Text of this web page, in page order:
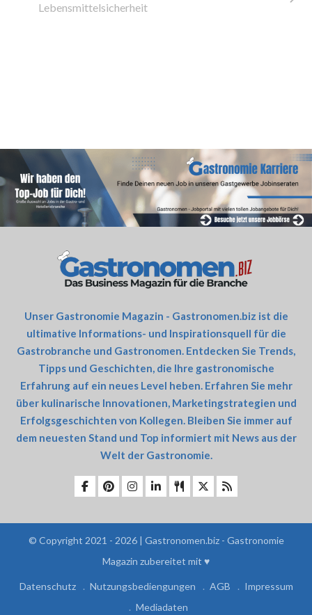
Lebensmittelsicherheit
Unser Gastronomie Magazin - Gastronomen.biz ist die
ultimative Informations- und Inspirationsquell für die
Gastrobranche und Gastronomen. Entdecken Sie Trends,
Tipps und Geschichten, die Ihre gastronomische
Erfahrung auf ein neues Level heben. Erfahren Sie mehr
über kulinarische Innovationen, Marketingstrategien und
Erfolgsgeschichten von Kollegen. Bleiben Sie immer auf
dem neuesten Stand und Top informiert mit News aus der
Welt der Gastronomie.
© Copyright 2021 - 2026 | Gastronomen.biz - Gastronomie
Magazin zubereitet mit ♥
Datenschutz Nutzungsbediengungen AGB
Impressum
Mediadaten